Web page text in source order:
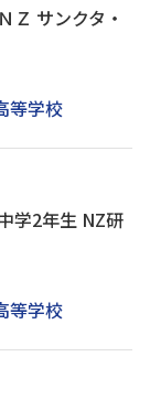
Ｚ サンクタ・
等学校
学2年生 NZ研
等学校